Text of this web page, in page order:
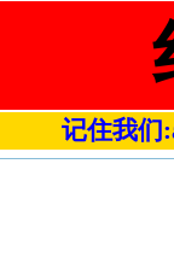
记住我们